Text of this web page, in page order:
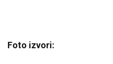
Foto izvori: